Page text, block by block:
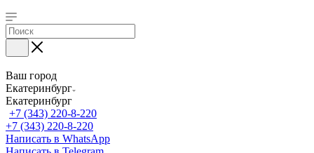
Ваш город
Екатеринбург
Екатеринбург
+7 (343) 220-8-220
+7 (343) 220-8-220
Написать в WhatsApp